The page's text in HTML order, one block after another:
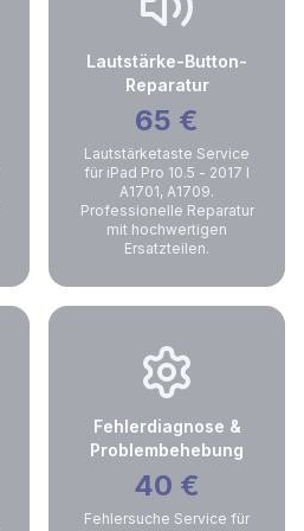
Lautstärke-Button-
Reparatur
65 €
Lautstärketaste Service
für iPad Pro 10.5 - 2017 I
A1701, A1709.
Professionelle Reparatur
mit hochwertigen
Ersatzteilen.
Fehlerdiagnose &
Problembehebung
40 €
Fehlersuche Service für